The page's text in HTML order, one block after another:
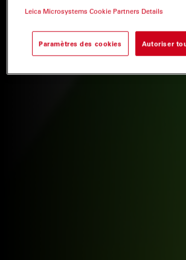
Leica Microsystems Cookie Partners Details
Paramètres des cookies Autoriser